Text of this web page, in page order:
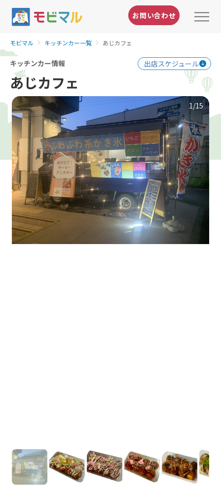
お問い合わせ
モビマル キッチンカー一覧 あじカフェ
キッチンカー情報 出店スケジュール
あじカフェ
1/15